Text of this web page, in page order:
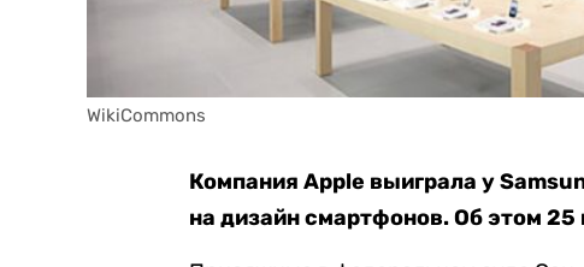
WikiCommons
Компания Apple выиграла у
на дизайн смартфонов. Об этом